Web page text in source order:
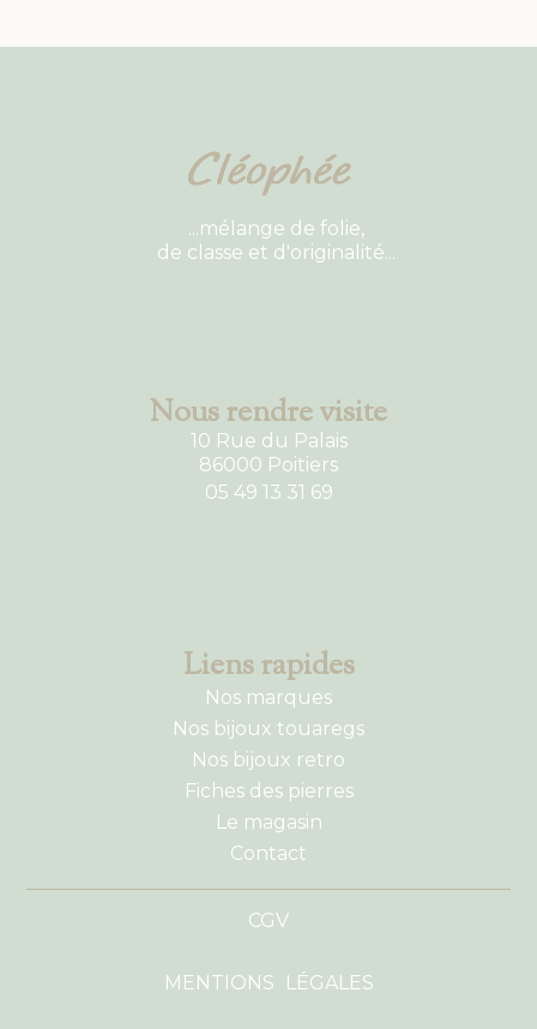
...mélange de folie,
de classe et d'originalité...
Nous rendre visite
10 Rue du Palais
86000 Poitiers
05 49 13 31 69
Liens rapides
Nos marques
Nos bijoux touaregs
Nos bijoux retro
Fiches des pierres
Le magasin
Contact
CGV
MENTIONS LÉGALES